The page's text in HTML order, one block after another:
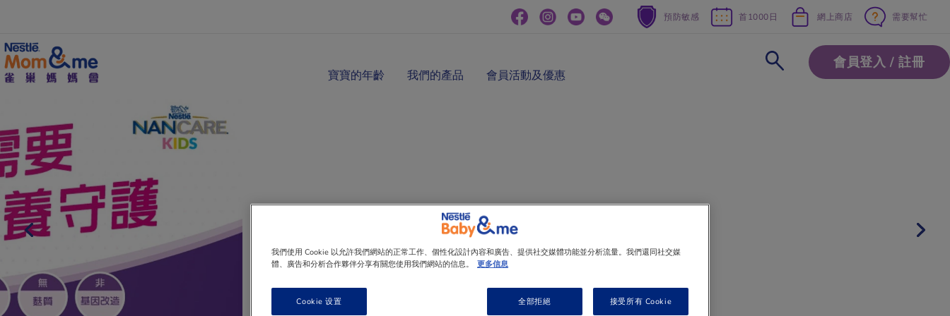
main
content
預防敏感 首1000日 網上商店 需要幫忙
寶寶的年齡 我們的產品
會員活動及優惠
會員登入 / 註冊
我們使用 Cookie 以允許我們網站的正常工作、個性化設計內容和廣告、提供社交媒體功能並分析流量。我們還同社交媒
體、廣告和分析合作夥伴分享有關您使用我們網站的信息。
更多信息
全部拒絕 接受所有 Cookie
Cookie 设置